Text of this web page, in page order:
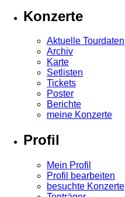
Konzerte
Aktuelle Tourdaten
Archiv
Karte
Setlisten
Tickets
Poster
Berichte
meine Konzerte
Profil
Mein Profil
Profil bearbeiten
besuchte Konzerte